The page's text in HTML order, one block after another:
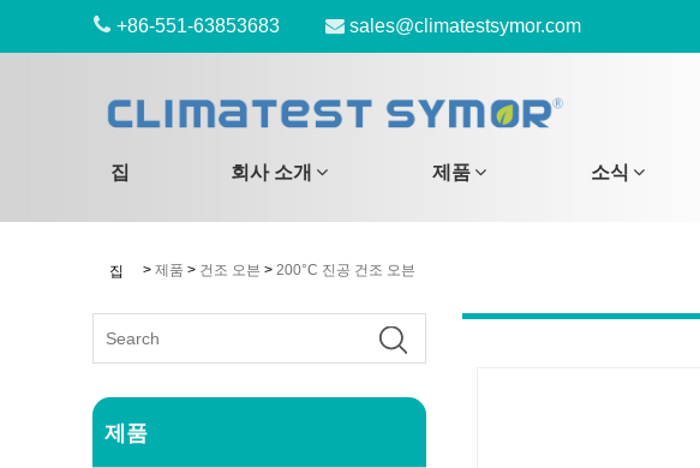
+86-551-63853683 sales@climatestsymor.com
집 회사 소개 제품 소식
집 > 제품 > 건조 오븐 > 200°C 진공 건조 오븐
제품